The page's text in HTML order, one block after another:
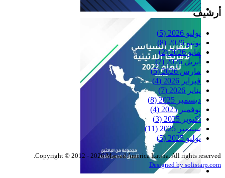
Reflexiones
أرشيف
يوليو 2026
(5)
يونيو 2026
(8)
مايو 2026
(2)
أبريل 2026
(7)
مارس 2026
(5)
فبراير 2026
(4)
يناير 2026
(7)
ديسمبر 2025
(8)
نوفمبر 2025
(4)
أكتوبر 2025
(3)
سبتمبر 2025
(11)
يوليو 2025
(5)
Copyright © 2012 - 2026 Marsad America Latina. All rights reserved.
Designed by solistarp.com